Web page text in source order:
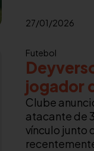
27/01/2026
Futebol
jogador
Clube
atacante de
vínculo junto